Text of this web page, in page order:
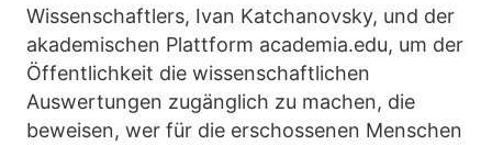
Wissenschaftlers, Ivan Katchanovsky, und der
akademischen Plattform academia.edu, um der
Öffentlichkeit die wissenschaftlichen
Auswertungen zugänglich zu machen, die
beweisen, wer für die erschossenen Menschen